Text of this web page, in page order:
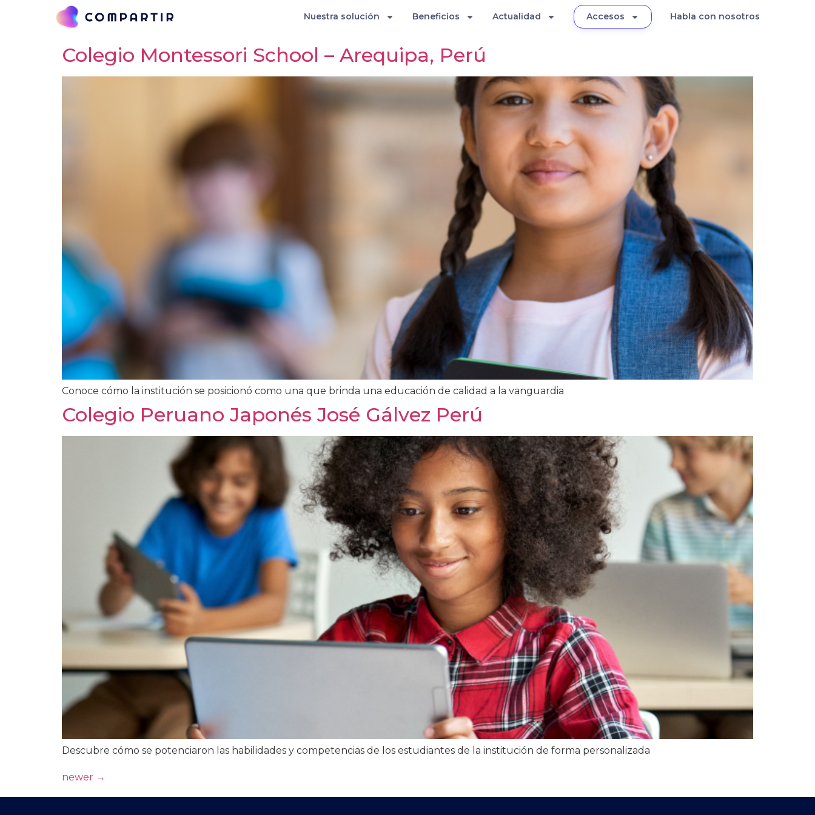
Nuestra solución Beneficios Actualidad Accesos Habla con nosotros
Categoría:
Colegio Montessori School – Arequipa, Perú
Conoce cómo la institución se posicionó como una que brinda una educación de calidad a la vanguardia
Colegio Peruano Japonés José Gálvez Perú
Descubre cómo se potenciaron las habilidades y competencias de los estudiantes de la institución de forma personalizada
newer →